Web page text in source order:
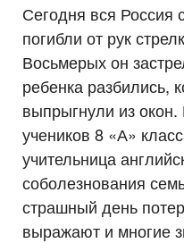
Сегодня вся Россия
погибли от рук
Восьмерых он
ребенка разбились,
выпрыгнули из
учеников 8 «А»
учительница
соболезнования
страшный день
выражают и многие